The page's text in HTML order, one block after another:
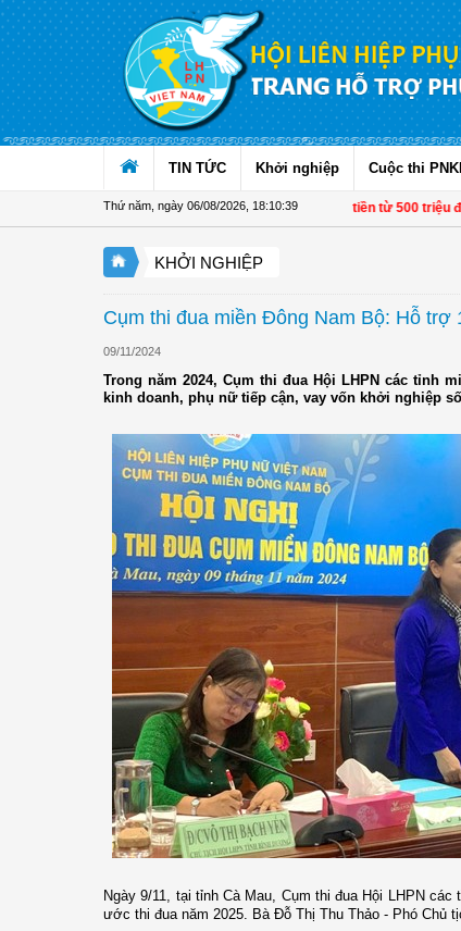
Truy cập nội dung luôn
TIN TỨC Khởi nghiệp Cuộc thi
Thứ năm, ngày 06/08/2026 18:10:40
Từ 1/11, chuyển tiền từ 500 triệu đồng
KHỞI NGHIỆP
Cụm thi đua miền Đông Nam Bộ: Hỗ
09/11/2024
Trong năm 2024, Cụm thi đua Hội LHPN các tỉnh
kinh doanh, phụ nữ tiếp cận, vay vốn khởi nghiệp
Ngày 9/11, tại tỉnh Cà Mau, Cụm thi đua Hội LHPN
ước thi đua năm 2025. Bà Đỗ Thị Thu Thảo - Phó Chủ